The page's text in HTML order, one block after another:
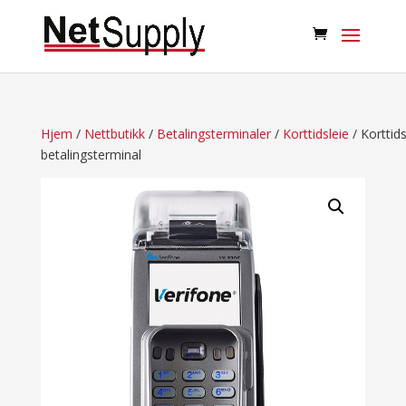
Hjem / Nettbutikk/ Betalingsterminaler/ Korttidsleie /
betalingsterminal